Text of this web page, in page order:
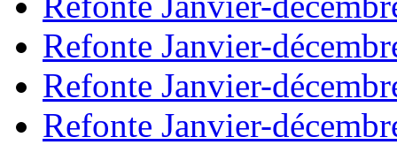
Refonte Janvier-
Refonte Janvier-
Refonte Janvier-